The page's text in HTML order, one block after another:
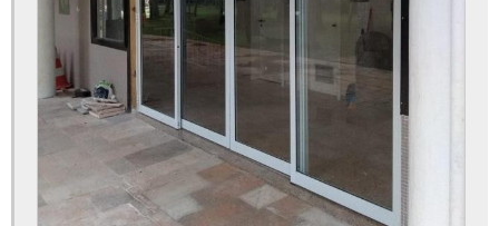
Porta automática ppa manual
Porta automática ppa preço
Porta automática telescópica
Porta automática vidro
Porta com sensor de presença
Porta com sensor de presença valor